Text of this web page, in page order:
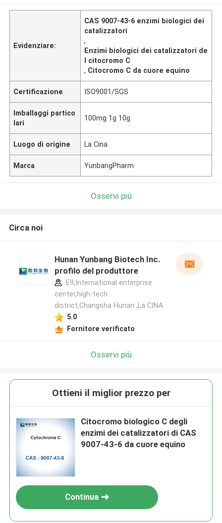
Evidenziare:
CAS 9007-43-6 enzimi biologici dei
catalizzatori
,
Enzimi biologici dei catalizzatori de
l citocromo C
, Citocromo C da cuore equino
Certificazione ISO9001/SGS
Imballaggi partico
lari
100mg 1g 10g
Luogo di origine La Cina
Marca YunbangPharm
Osservi più
Circa noi
Hunan Yunbang Biotech Inc.
profilo del produttore
E9,International enterprise
center,high-tech
district,Changsha Hunan ,La CINA
5.0
Fornitore verificato
Osservi più
Ottieni il miglior prezzo per
Citocromo biologico C degli
enzimi dei catalizzatori di CAS
9007-43-6 da cuore equino
Continua